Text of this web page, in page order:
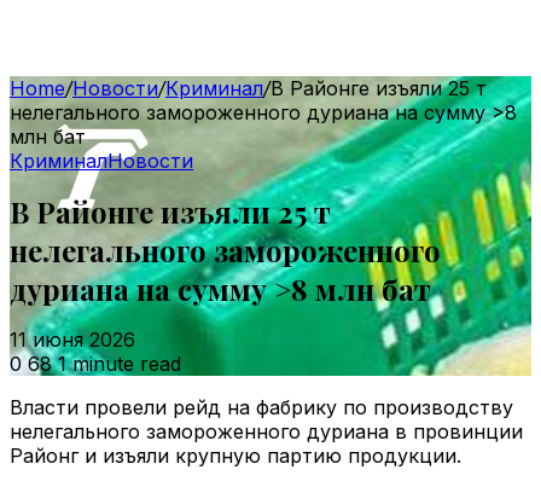
Home/Новости/Криминал/В Районге изъяли 25 т
нелегального замороженного дуриана на сумму >8
млн бат
КриминалНовости
В Районге изъяли 25 т
нелегального замороженного
дуриана на сумму >8 млн бат
11 июня 2026
0681 minute read
Власти провели рейд на фабрику по производству
нелегального замороженного дуриана в провинции
Районг и изъяли крупную партию продукции.